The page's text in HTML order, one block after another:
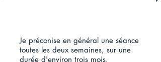
Je préconise en général une séance
toutes les deux semaines, sur une
durée d'environ trois mois.